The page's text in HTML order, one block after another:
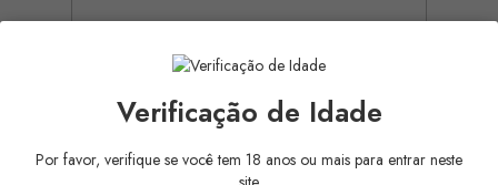
Detalhes do produto
Verificação de Idade
Por favor, verifique se você tem 18 anos ou mais para entrar neste